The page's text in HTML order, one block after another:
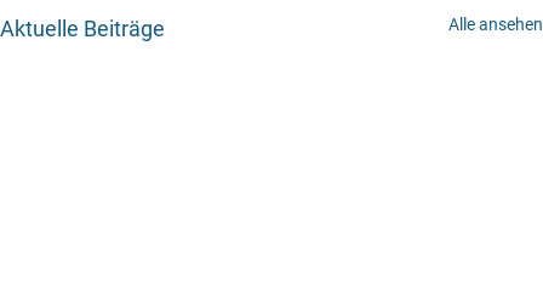
Aktuelle Beiträge Alle ansehen